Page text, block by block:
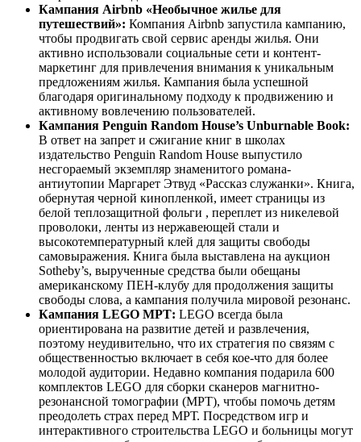
Кампания Airbnb «Необычное жилье для
путешествий»: Компания Airbnb запустила кампанию,
чтобы продвигать свой сервис аренды жилья. Они
активно использовали социальные сети и контент-
маркетинг для привлечения внимания к уникальным
предложениям жилья. Кампания была успешной
благодаря оригинальному подходу к продвижению и
активному вовлечению пользователей.
Кампания Penguin Random House’s Unburnable Book:
В ответ на запрет и сжигание книг в школах
издательство Penguin Random House выпустило
несгораемый экземпляр знаменитого романа-
антиутопии Маргарет Этвуд «Рассказ служанки». Книга,
обернутая черной кинопленкой, имеет страницы из
белой теплозащитной фольги , переплет из никелевой
проволоки, ленты из нержавеющей стали и
высокотемпературный клей для защиты свободы
самовыражения. Книга была выставлена на аукцион
Sotheby’s, вырученные средства были обещаны
американскому ПЕН-клубу для продолжения защиты
свободы слова, а кампания получила мировой резонанс.
Кампания LEGO МРТ: LEGO всегда была
ориентирована на развитие детей и развлечения,
поэтому неудивительно, что их стратегия по связям с
общественностью включает в себя кое-что для более
молодой аудитории. Недавно компания подарила 600
комплектов LEGO для сборки сканеров магнитно-
резонансной томографии (МРТ), чтобы помочь детям
преодолеть страх перед МРТ. Посредством игр и
интерактивного строительства LEGO и больницы могут